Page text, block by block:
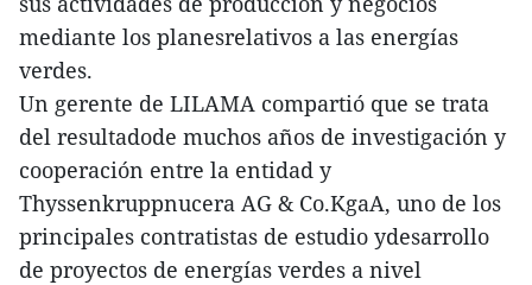
mediante los planesrelativos a las energías
verdes.
Un gerente de LILAMA compartió que se trata
del resultadode muchos años de investigación y
cooperación entre la entidad y
Thyssenkruppnucera AG & Co.KgaA, uno de los
principales contratistas de estudio ydesarrollo
de proyectos de energías verdes a nivel